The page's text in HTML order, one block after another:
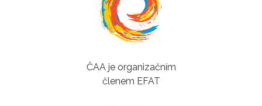
ČAA je organizačním
členem EFAT